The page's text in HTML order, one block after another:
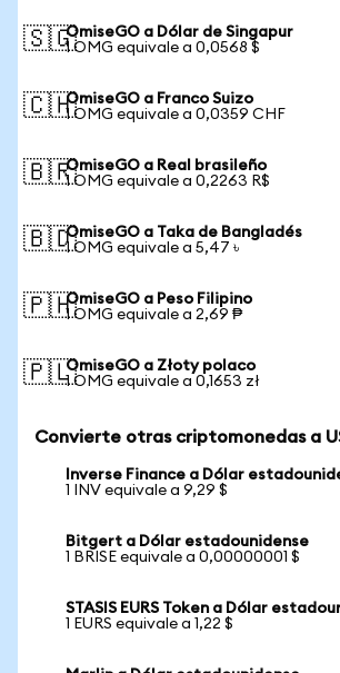
🇸🇬OmiseGO a Dólar de Singapur
1 OMG equivale a 0,0568 $
🇨🇭OmiseGO a Franco Suizo
1 OMG equivale a 0,0359 CHF
🇧🇷OmiseGO a Real brasileño
1 OMG equivale a 0,2263 R$
🇧🇩OmiseGO a Taka de Bangladés
1 OMG equivale a 5,47 ৳
🇵🇭OmiseGO a Peso Filipino
1 OMG equivale a 2,69 ₱
🇵🇱OmiseGO a Złoty polaco
1 OMG equivale a 0,1653 zł
Convierte otras criptomonedas a
Inverse Finance a Dólar
1 INV equivale a 9,29 $
Bitgert a Dólar estadounidense
1 BRISE equivale a 0,00000001 $
STASIS EURS Token a Dólar
1 EURS equivale a 1,22 $